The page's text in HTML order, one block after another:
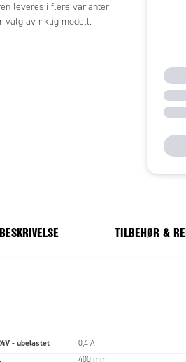
leveres i flere varianter
valg av riktig modell.
TILBEHØR &
- ubelastet 0,4 A
400 mm